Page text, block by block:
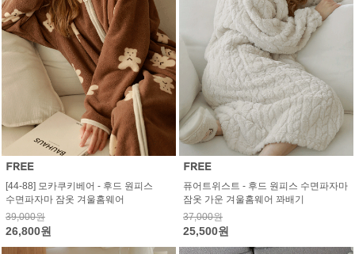
[44-88] 모카쿠키베어 - 후드 원피스
수면파자마 잠옷 겨울홈웨어
39,000원
26,800원
퓨어트위스트 - 후드 원피스 수면파자마
잠옷 가운 겨울홈웨어 꽈배기
37,000원
25,500원